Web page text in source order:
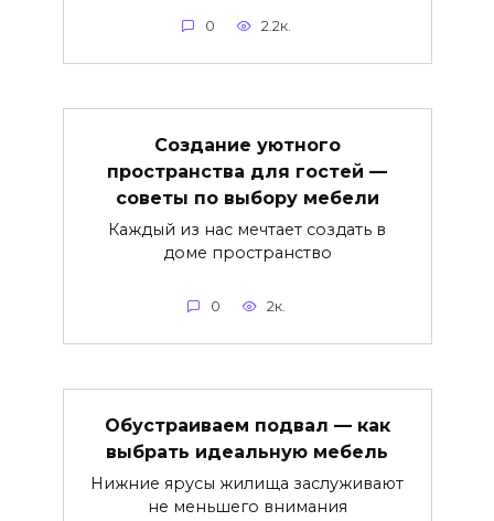
0 2.2к.
Создание уютного
пространства для гостей —
советы по выбору мебели
Каждый из нас мечтает создать в
доме пространство
0 2к.
Обустраиваем подвал — как
выбрать идеальную мебель
Нижние ярусы жилища заслуживают
не меньшего внимания